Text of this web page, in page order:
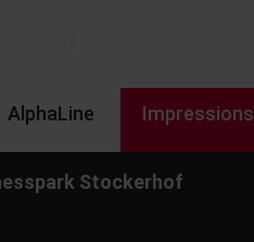
AlphaLine Impressions
Stockerhof